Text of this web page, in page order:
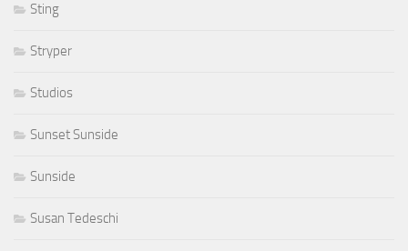
Sting
Stryper
Studios
Sunset Sunside
Sunside
Susan Tedeschi